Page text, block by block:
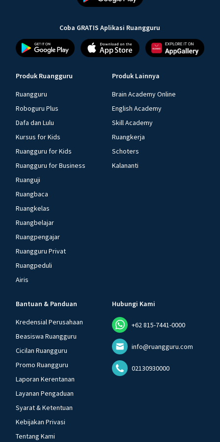
Coba GRATIS Aplikasi Ruangguru
Produk Ruangguru
Ruangguru
Roboguru Plus
Dafa dan Lulu
Kursus for Kids
Ruangguru for Kids
Ruangguru for Business
Ruanguji
Ruangbaca
Ruangkelas
Ruangbelajar
Ruangpengajar
Ruangguru Privat
Ruangpeduli
Airis
Produk Lainnya
Brain Academy Online
English Academy
Skill Academy
Ruangkerja
Schoters
Kalananti
Bantuan & Panduan
Kredensial Perusahaan
Beasiswa Ruangguru
Cicilan Ruangguru
Promo Ruangguru
Laporan Kerentanan
Layanan Pengaduan
Syarat & Ketentuan
Kebijakan Privasi
Tentang Kami
Hubungi Kami
+62 815-7441-0000
info@ruangguru.com
02130930000